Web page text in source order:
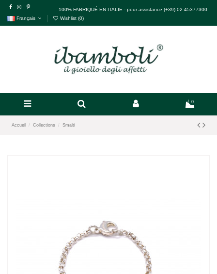
100% FABRIQUÉ EN ITALIE - pour assistance (+39) 02 45377300
Français
Wishlist (0)
0
Accueil Collections Smalti